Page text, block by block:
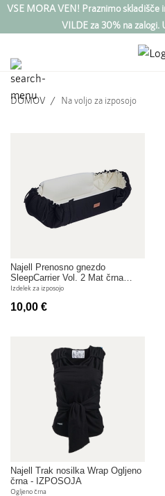
VSE MORA VEN! Praznimo skladišče
VILDE za 30% na
DOMOV Na voljo za izposojo
Najell Prenosno gnezdo
SleepCarrier Vol. 2 Mat črna
IZPOSOJA
Izdelek za izposojo
10,00 €
Najell Trak nosilka Wrap Ogljeno
črna - IZPOSOJA
Ogljeno črna